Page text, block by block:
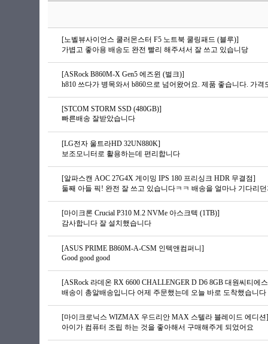
[노벨뷰사이언스 쿨러몬스터 F5 노트북 쿨링패드 (블루)]
가볍고 좋아용 배송도 완전 빨리 해주셔서 잘 쓰고 있습니당
[ASRock B860M-X Gen5 에즈윈 (벌크)]
h810 쓰다가 병목와서 b860으로 넘어왔어요. 제품 좋습니다. 가격
[STCOM STORM SSD (480GB)]
빠른배송 잘받았습니다
[LG전자 울트라HD 32UN880K]
보조모니터로 활용하는데 편리합니다
[알파스캔 AOC 27G4X 게이밍 IPS 180 프리싱크 HDR 무결점]
[마이크론 Crucial P310 M.2 NVMe 아스크텍 (1TB)]
감사합니다 잘 설치했습니다
[ASUS PRIME B860M-A-CSM 인텍앤컴퍼니]
Good good good
[ASRock 라데온 RX 6600 CHALLENGER D D6 8GB 대원씨티에
배송이 총알배송입니다 어제 주문했는데 오늘 바로 도착했습니
[마이크로닉스 WIZMAX 우드리안 MAX 스텔라 블레이드 에디션]
아이가 컴퓨터 조립 하는 것을 좋아해서 구매해주게 되었어요